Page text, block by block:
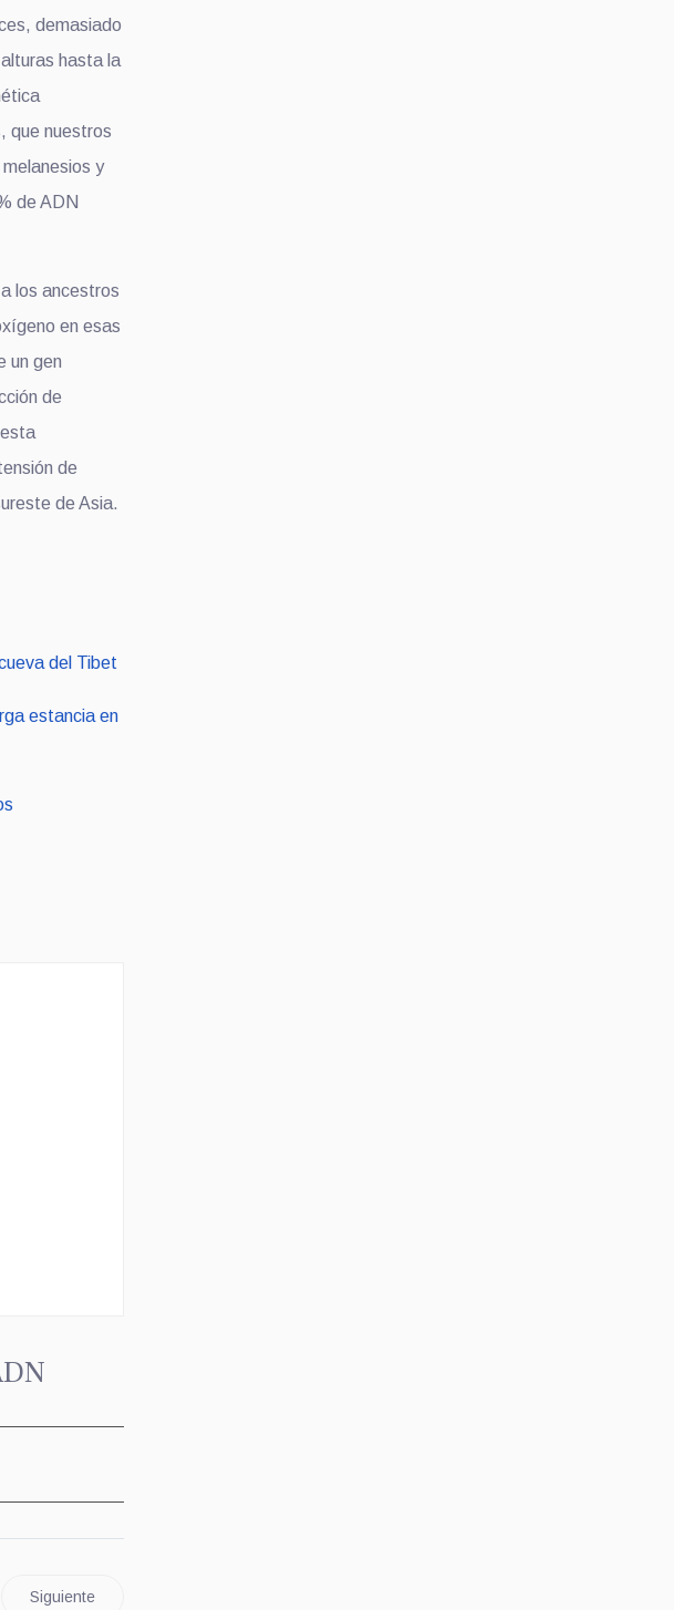
demasiado
hasta la
que nuestros
y
de ADN
los ancestros
en esas
un gen
de
de
de Asia.
del Tibet
estancia en
Siguiente